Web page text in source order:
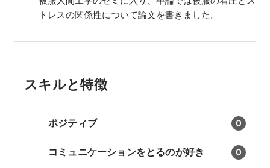
トレスの関係性について論文を書きました。
スキルと特徴
ポジティブ 0
コミュニケーションをとるのが好き 0